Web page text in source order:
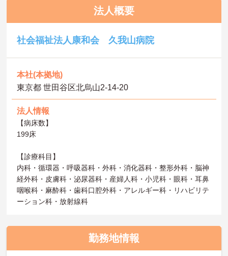
法人概要
社会福祉法人康和会 久我山病院
本社(本拠地)
東京都 世田谷区北烏山2‐14‐20
法人情報
【病床数】
199床
【診療科目】
内科・循環器・呼吸器科・外科・消化器科・整形外科・脳神
経外科・皮膚科・泌尿器科・産婦人科・小児科・眼科・耳鼻
咽喉科・麻酔科・歯科口腔外科・アレルギー科・リハビリテ
ーション科・放射線科
勤務地情報